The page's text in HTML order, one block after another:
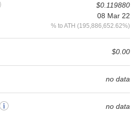
$0.119880
08 Mar 22
% to ATH (195,886,652.62%)
$0.00
no data
no data